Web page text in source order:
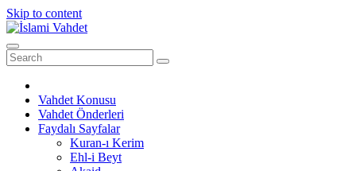
Skip to content
Vahdet Konusu
Vahdet Önderleri
Faydalı Sayfalar
Kuran-ı Kerim
Ehl-i Beyt